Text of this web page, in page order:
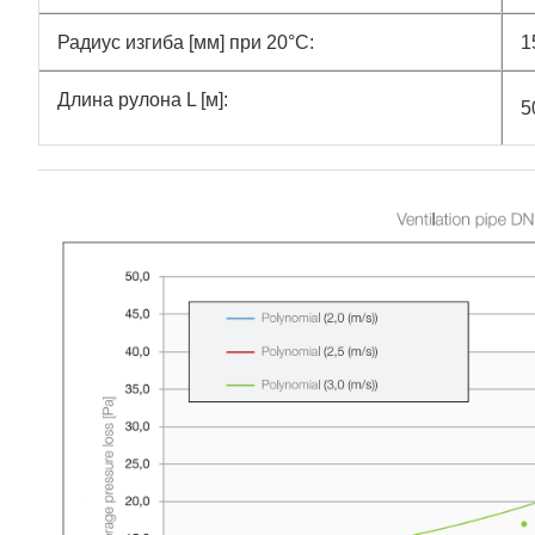
Радиус изгиба [мм] при 20°C:
Длина рулона L [м]: